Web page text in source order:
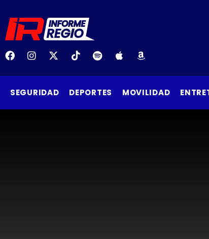
SEGURIDAD DEPORTES MOVILIDAD